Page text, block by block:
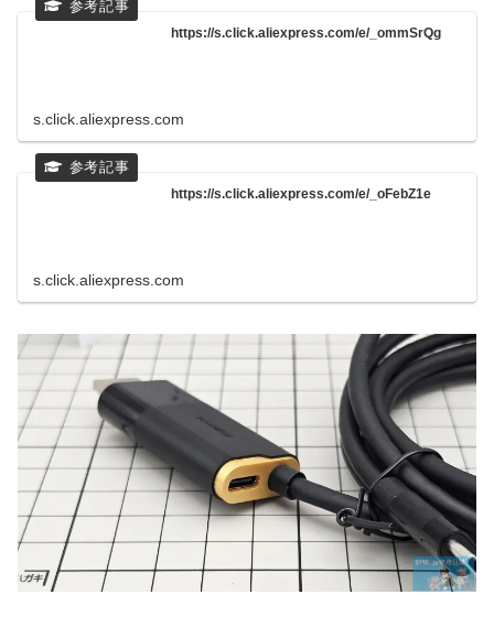
https://s.click.aliexpress.com/e/_ommSrQg
s.click.aliexpress.com
https://s.click.aliexpress.com/e/_oFebZ1e
s.click.aliexpress.com